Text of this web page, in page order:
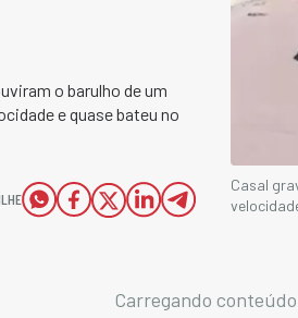
o barulho de um
e quase bateu no
Casal
Carregando